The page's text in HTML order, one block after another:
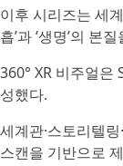
이후 시리즈는 세
흡’과 ‘생명’의 본
360° XR 비주얼은
성했다.
세계관·스토리텔
스캔을 기반으로